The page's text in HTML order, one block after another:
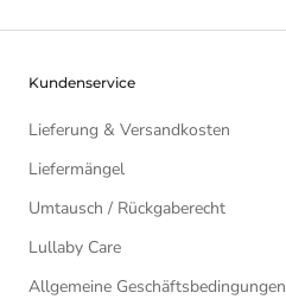
Kundenservice
Lieferung & Versandkosten
Liefermängel
Umtausch / Rückgaberecht
Lullaby Care
Allgemeine Geschäftsbedingungen